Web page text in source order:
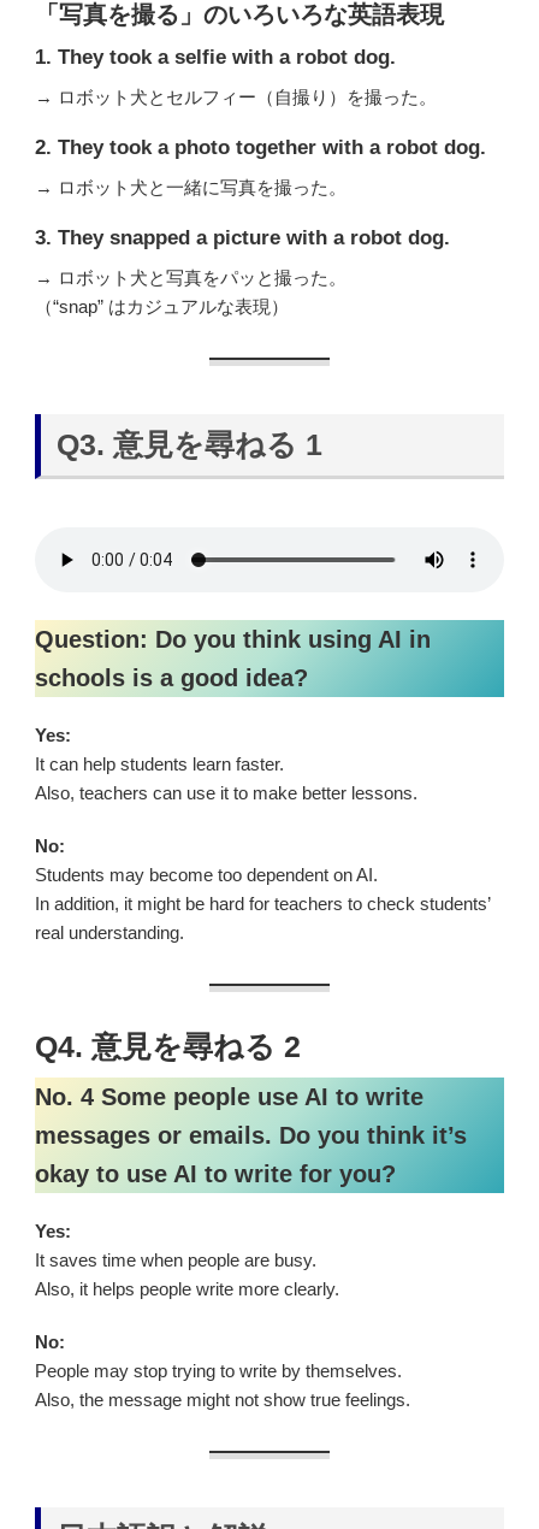
「写真を撮る」のいろいろな英語表現
1. They took a selfie with a robot dog.
→ ロボット犬とセルフィー（自撮り）を撮った。
2. They took a photo together with a robot dog.
→ ロボット犬と一緒に写真を撮った。
3. They snapped a picture with a robot dog.
→ ロボット犬と写真をパッと撮った。
（“snap” はカジュアルな表現）
Q3. 意見を尋ねる 1
Question: Do you think using AI in
schools is a good idea?
Yes:
It can help students learn faster.
Also, teachers can use it to make better lessons.
No:
Students may become too dependent on AI.
In addition, it might be hard for teachers to check students’
real understanding.
Q4. 意見を尋ねる 2
No. 4 Some people use AI to write
messages or emails. Do you think it’s
okay to use AI to write for you?
Yes:
It saves time when people are busy.
Also, it helps people write more clearly.
No:
People may stop trying to write by themselves.
Also, the message might not show true feelings.